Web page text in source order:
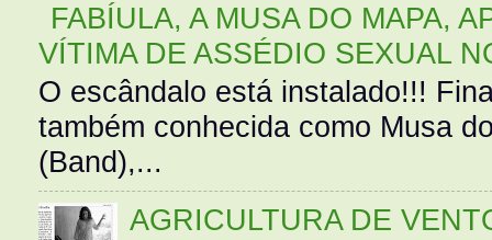
FABÍULA, A MUSA DO MAPA,
VÍTIMA DE ASSÉDIO SEXUAL
O escândalo está instalado!!!
também conhecida como Musa
(Band),...
AGRICULTURA DE